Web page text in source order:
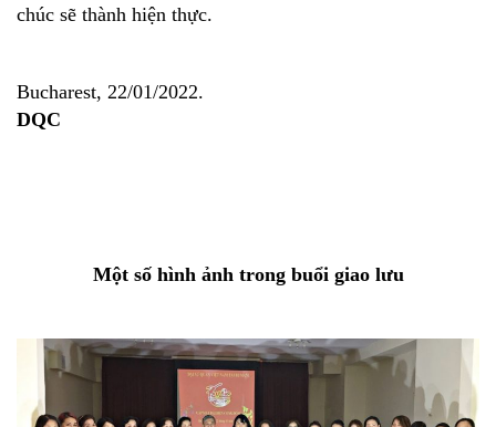
chúc sẽ thành hiện thực.
Bucharest, 22/01/2022.
DQC
Một số hình ảnh trong buổi giao lưu